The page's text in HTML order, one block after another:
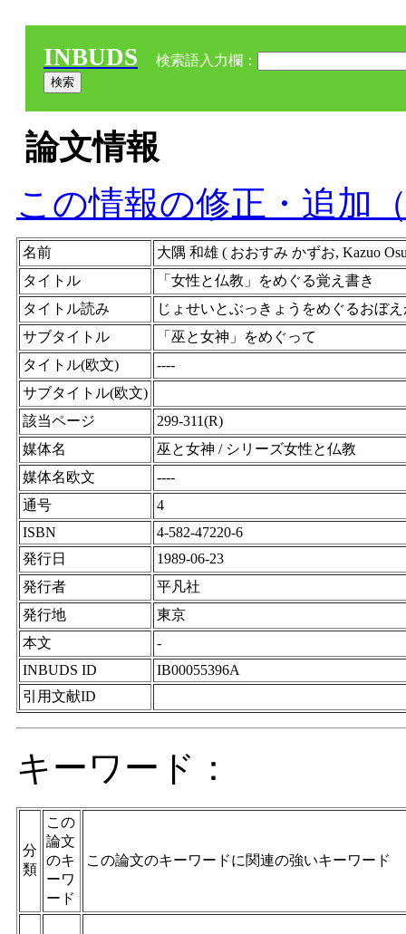
INBUDS 検索語入力欄：
論文情報
この情報の修正・追加
名前
大隅 和雄 ( おおすみ かずお, Kazuo
タイトル
「女性と仏教」をめぐる覚え書き
タイトル読み
じょせいとぶっきょうをめぐるおぼ
サブタイトル
「巫と女神」をめぐって
タイトル(欧文)
----
サブタイトル(欧文)
該当ページ
299-311(R)
媒体名
巫と女神 / シリーズ女性と仏教
媒体名欧文
----
通号
4
ISBN
4-582-47220-6
発行日
1989-06-23
発行者
平凡社
発行地
東京
本文
-
INBUDS ID
IB00055396A
引用文献ID
キーワード：
分
類
この
論文
のキ
ーワ
ード
この論文のキーワードに関連の強いキーワード